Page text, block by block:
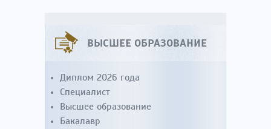
ВЫСШЕЕ ОБРАЗОВАНИЕ
Диплом 2026 года
Специалист
Высшее образование
Бакалавр